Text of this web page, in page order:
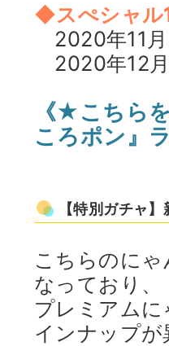
◆スぺシャル
2020年11月
2020年12
《★こちら
ころポン』
【特別ガチャ
こちらのに
なっており、
プレミアム
インナップ